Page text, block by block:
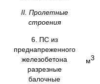
II. Пролетные
строения
6. ПС из
преднапреженного
железобетона
разрезные
балочные
м3